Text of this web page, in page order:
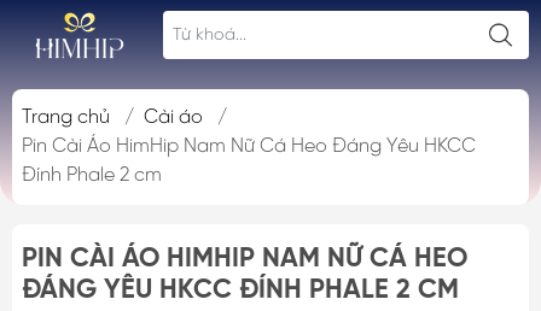
Trang chủ / Cài áo
/
Pin Cài Áo HimHip Nam Nữ Cá Heo Đáng Yêu HKCC
Đính Phale 2 cm
PIN CÀI ÁO HIMHIP NAM NỮ CÁ HEO
ĐÁNG YÊU HKCC ĐÍNH PHALE 2 CM